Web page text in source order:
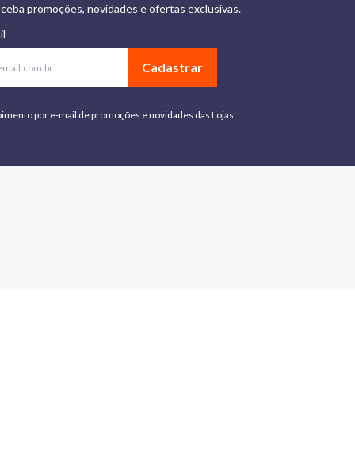
promoções, novidades e ofertas exclusivas.
Cadastrar
por e-mail de promoções e novidades das Lojas